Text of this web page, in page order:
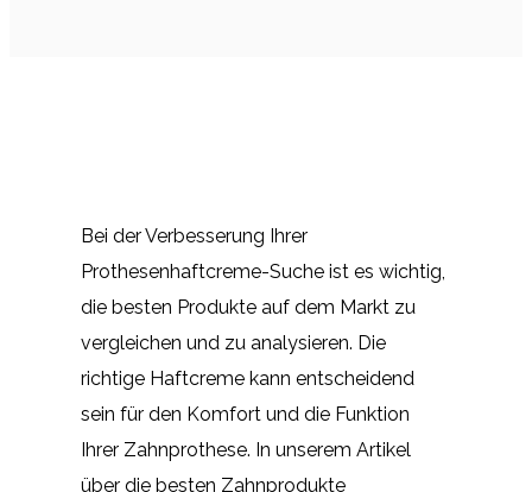
Bei der Verbesserung Ihrer
Prothesenhaftcreme-Suche ist es wichtig,
die besten Produkte auf dem Markt zu
vergleichen und zu analysieren. Die
richtige Haftcreme kann entscheidend
sein für den Komfort und die Funktion
Ihrer Zahnprothese. In unserem Artikel
über die besten Zahnprodukte